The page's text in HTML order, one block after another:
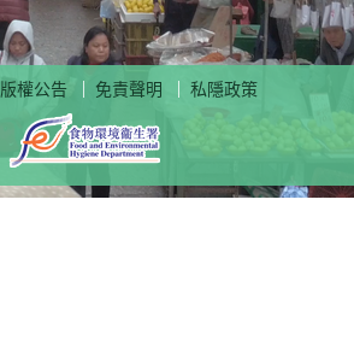
版權公告 | 免責聲明 | 私隱政策